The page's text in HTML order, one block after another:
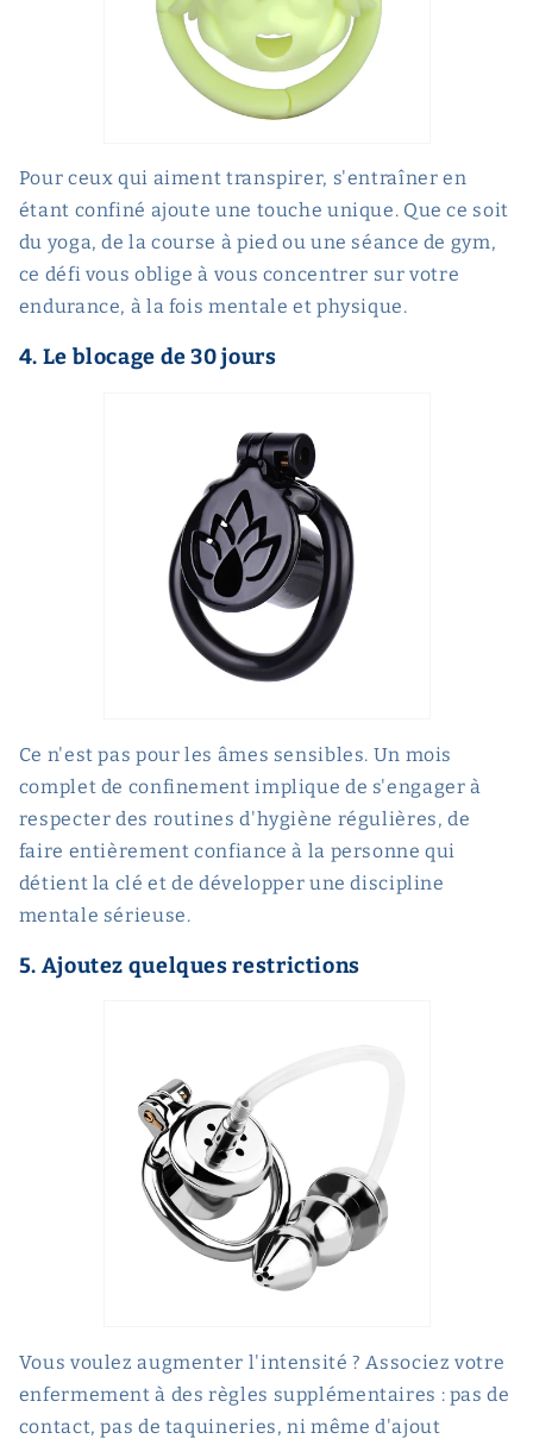
Pour ceux qui aiment transpirer, s'entraîner en
étant confiné ajoute une touche unique. Que ce soit
du yoga, de la course à pied ou une séance de gym,
ce défi vous oblige à vous concentrer sur votre
endurance, à la fois mentale et physique.
4. Le blocage de 30 jours
Ce n'est pas pour les âmes sensibles. Un mois
complet de confinement implique de s'engager à
respecter des routines d'hygiène régulières, de
faire entièrement confiance à la personne qui
détient la clé et de développer une discipline
mentale sérieuse.
5. Ajoutez quelques restrictions
Vous voulez augmenter l'intensité ? Associez votre
enfermement à des règles supplémentaires : pas de
contact, pas de taquineries, ni même d'ajout